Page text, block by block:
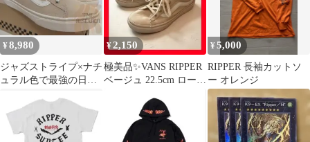
¥8,980
ジャズストライプ×ナチ
ュラル色で最強の日常
ズ/新品】バンズ
¥2,150
極美品✨VANS RIPPER
ベージュ 22.5cm ローカ
¥5,000
RIPPER 長袖カットソ
ー オレンジ